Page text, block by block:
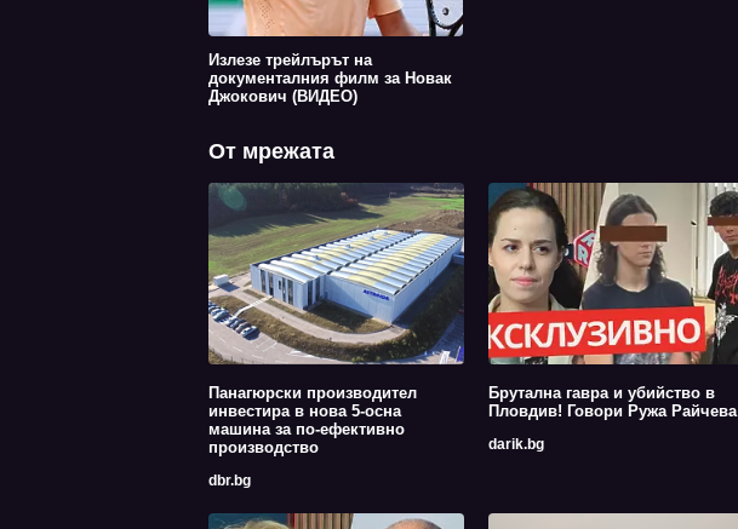
Излезе трейлърът на
документалния филм за Новак
Джокович (ВИДЕО)
От мрежата
Панагюрски производител
инвестира в нова 5-осна
машина за по-ефективно
производство
dbr.bg
Брутална гавра и убийство в
Пловдив! Говори Ружа Райчева
darik.bg